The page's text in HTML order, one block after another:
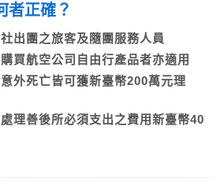
者正確？
出團之旅客及隨團服務人員
買航空公司自由行產品者亦適用
外死亡皆可獲新臺幣200萬元理
理善後所必須支出之費用新臺幣40